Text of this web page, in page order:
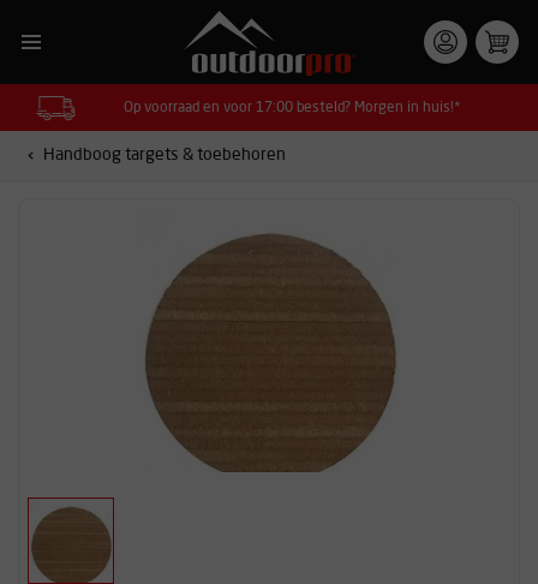
Op voorraad en voor 17:00 besteld? Morgen in huis!*
Handboog targets & toebehoren